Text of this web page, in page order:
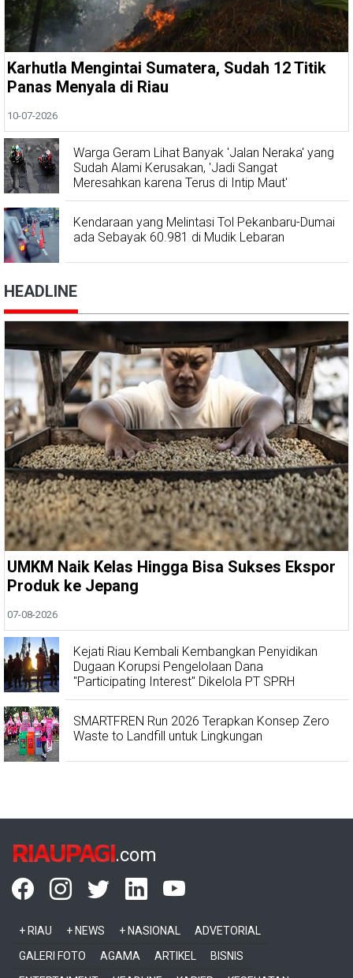
Karhutla Mengintai Sumatera, Sudah 12 Titik
Panas Menyala di Riau
10-07-2026
Warga Geram Lihat Banyak 'Jalan Neraka' yang
Sudah Alami Kerusakan, 'Jadi Sangat
Meresahkan karena Terus di Intip Maut'
Kendaraan yang Melintasi Tol Pekanbaru-Dumai
ada Sebayak 60.981 di Mudik Lebaran
HEADLINE
UMKM Naik Kelas Hingga Bisa Sukses Ekspor
Produk ke Jepang
07-08-2026
Kejati Riau Kembali Kembangkan Penyidikan
Dugaan Korupsi Pengelolaan Dana
"Participating Interest" Dikelola PT SPRH
SMARTFREN Run 2026 Terapkan Konsep Zero
Waste to Landfill untuk Lingkungan
RIAUPAGI.com
+ RIAU + NEWS + NASIONAL
ADVETORIAL
GALERI FOTO
AGAMA ARTIKEL
BISNIS